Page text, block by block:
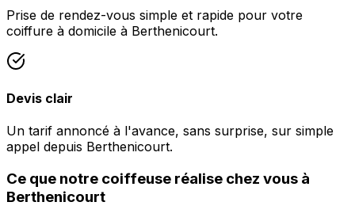
Prise de rendez-vous simple et rapide pour votre
coiffure à domicile à Berthenicourt.
Devis clair
Un tarif annoncé à l'avance, sans surprise, sur simple
appel depuis Berthenicourt.
Ce que notre coiffeuse réalise chez vous à
Berthenicourt